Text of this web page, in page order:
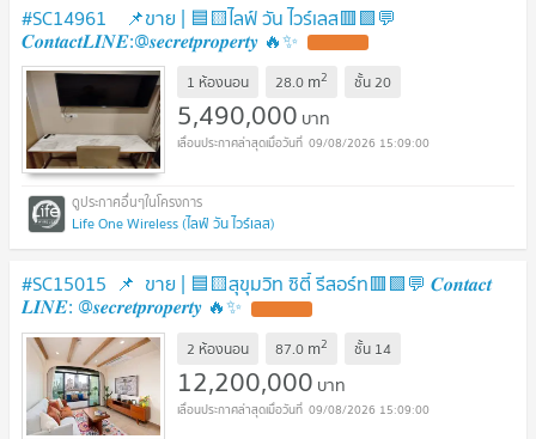
#SC14961 📌ขาย | 🟦🟨ไลฟ์ วัน ไวร์เลส​🟥🟩💬
𝑪𝒐𝒏𝒕𝒂𝒄𝒕𝑳𝑰𝑵𝑬:@𝒔𝒆𝒄𝒓𝒆𝒕𝒑𝒓𝒐𝒑𝒆𝒓𝒕𝒚 🔥✨
1 ห้องนอน 28.0 m2 ชั้น20
5,490,000 บาท
09/08/2026 15:09:00
Life One Wireless (ไลฟ์ วัน ไวร์เลส)
#SC15015​​ ​​ 📌 ขาย | 🟦🟨สุขุมวิท ซิตี้ รีสอร์ท🟥🟩💬 𝑪𝒐𝒏𝒕𝒂𝒄𝒕
𝑳𝑰𝑵𝑬: @𝒔𝒆𝒄𝒓𝒆𝒕𝒑𝒓𝒐𝒑𝒆𝒓𝒕𝒚 🔥✨
2 ห้องนอน 87.0 m2 ชั้น 14
12,200,000 บาท
09/08/2026 15:09:00